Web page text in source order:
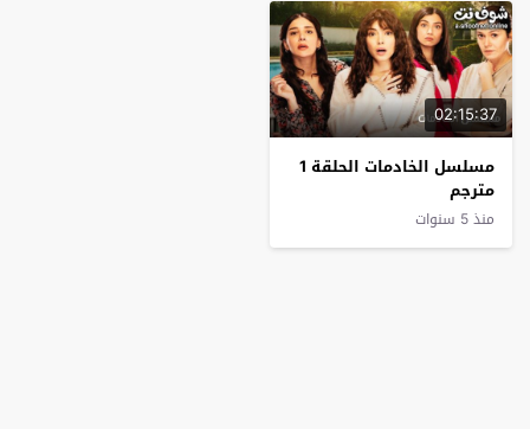
02:15:37
مسلسل الخادمات الحلقة 1
مترجم
منذ 5 سنوات